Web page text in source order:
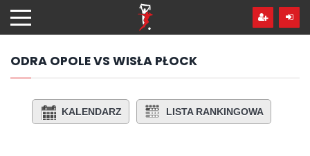
hdo
treści
ODRA OPOLE VS WISŁA PŁOCK
KALENDARZ LISTA RANKINGOWA